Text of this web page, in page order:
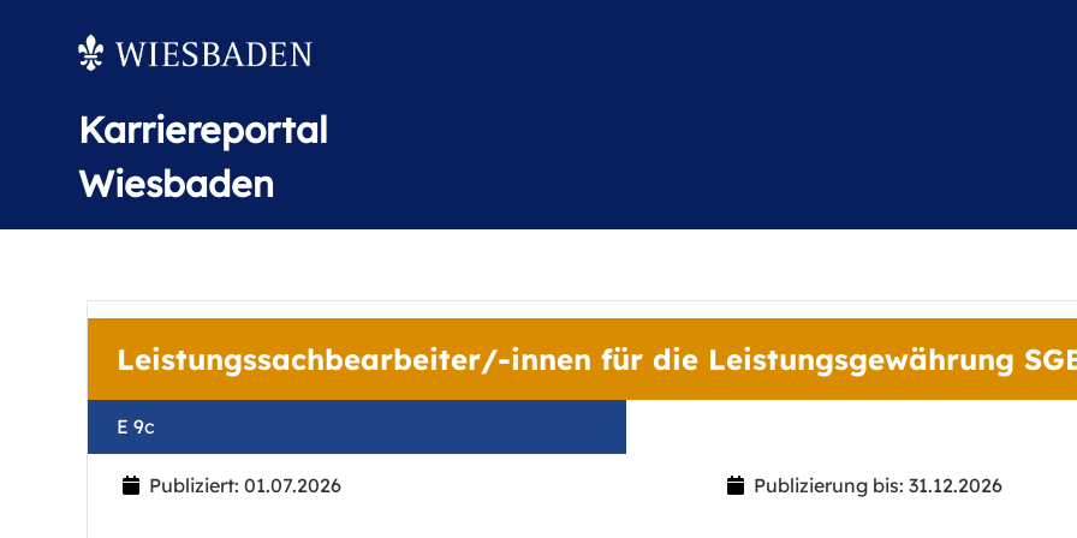
Karriereportal
Wiesbaden
Leistungssachbearbeiter/-innen für die Leistungsgewährung
E 9c
Publiziert: 01.07.2026 Publizierung bis: 31.12.2026